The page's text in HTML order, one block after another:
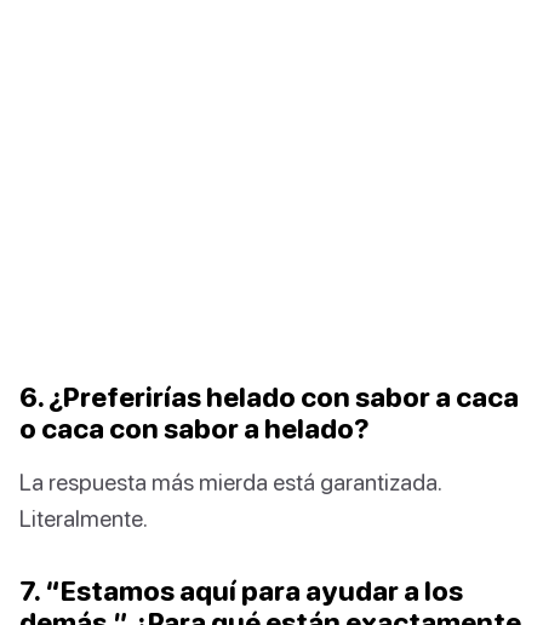
6. ¿Preferirías helado con sabor a caca
o caca con sabor a helado?
La respuesta más mierda está garantizada.
Literalmente.
7. “Estamos aquí para ayudar a los